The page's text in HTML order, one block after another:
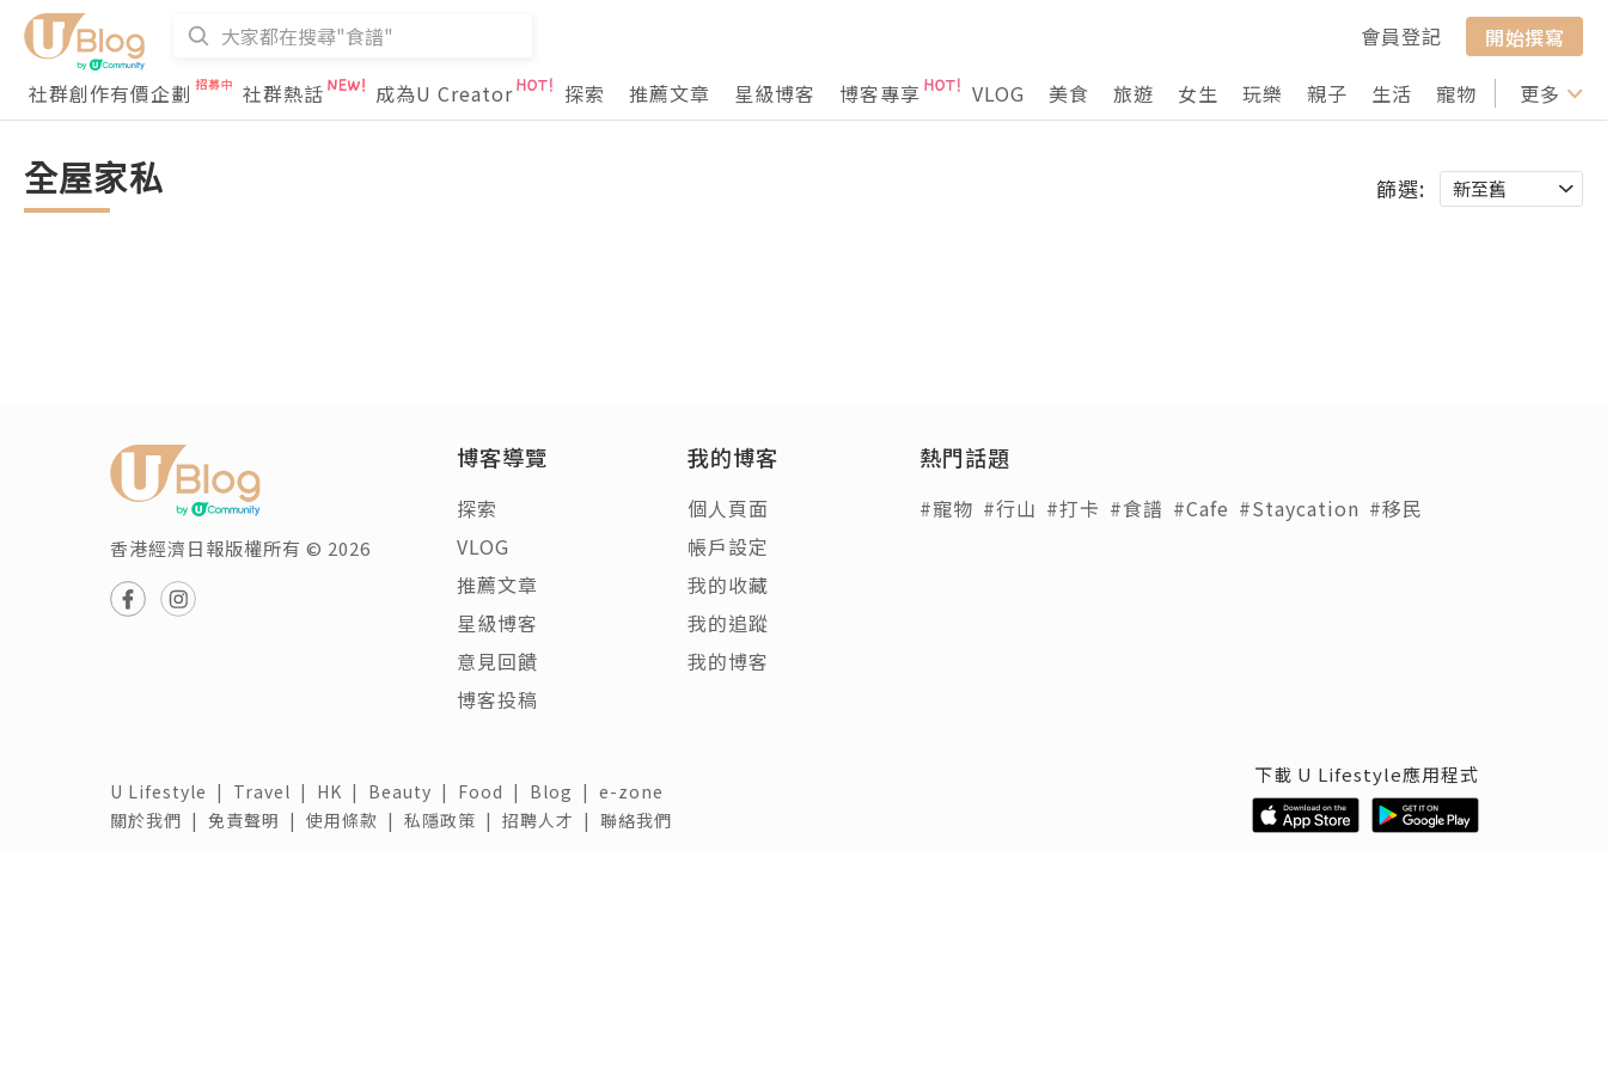
會員登記
開始撰寫
社群創作有價企劃
社群熱話 成為U Creator 探索 推薦文章 星級博客 博客專享 VLOG 美食 旅遊 女生 玩樂 親子 生活 寵物 行山 打卡
更多
全屋家私 篩選:
香港經濟日報版權所有 © 2026
博客導覽
探索
VLOG
推薦文章
星級博客
意見回饋
博客投稿
我的博客
個人頁面
帳戶設定
我的收藏
我的追蹤
我的博客
熱門話題
#寵物 #行山 #打卡 #食譜 #Cafe #Staycation #移民
U Lifestyle | Travel | HK | Beauty | Food | Blog | e-zone
關於我們 | 免責聲明 | 使用條款 | 私隱政策 | 招聘人才 | 聯絡我們
下載 U Lifestyle應用程式